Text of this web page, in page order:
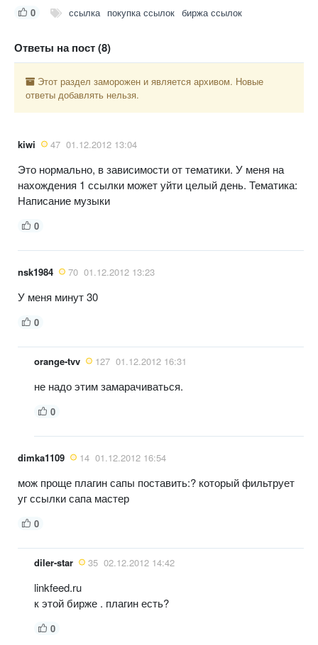
0 ссылка покупка ссылок биржа ссылок
Ответы на пост (8)
Этот раздел заморожен и является архивом. Новые
ответы добавлять нельзя.
kiwi 47 01.12.2012 13:04
Это нормально, в зависимости от тематики. У меня на
нахождения 1 ссылки может уйти целый день. Тематика:
Написание музыки
0
nsk1984 70 01.12.2012 13:23
У меня минут 30
0
orange-tvv 127 01.12.2012 16:31
не надо этим замарачиваться.
0
dimka1109 14 01.12.2012 16:54
мож проще плагин сапы поставить:? который фильтрует
уг ссылки сапа мастер
0
diler-star 35 02.12.2012 14:42
linkfeed.ru
к этой бирже . плагин есть?
0